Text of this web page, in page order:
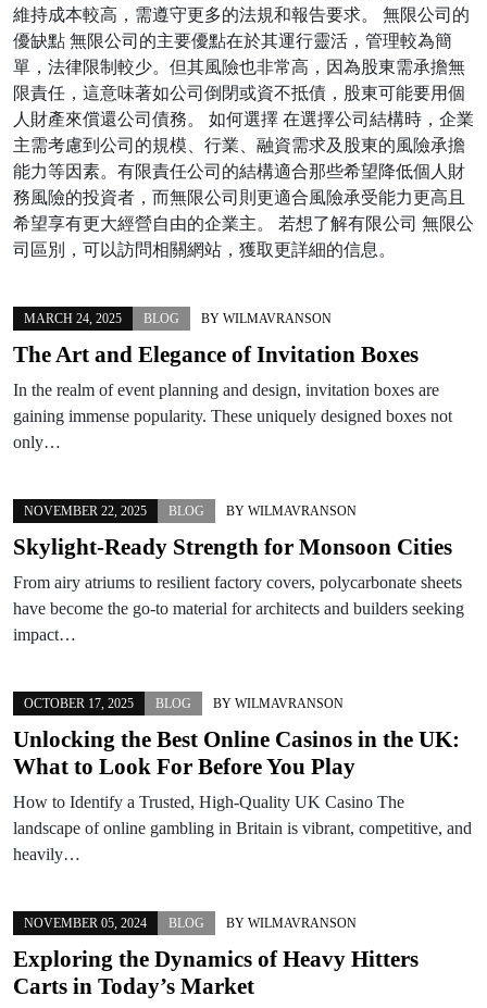
維持成本較高，需遵守更多的法規和報告要求。 無限公司的
優缺點 無限公司的主要優點在於其運行靈活，管理較為簡
單，法律限制較少。但其風險也非常高，因為股東需承擔無
限責任，這意味著如公司倒閉或資不抵債，股東可能要用個
人財產來償還公司債務。 如何選擇 在選擇公司結構時，企業
主需考慮到公司的規模、行業、融資需求及股東的風險承擔
能力等因素。有限責任公司的結構適合那些希望降低個人財
務風險的投資者，而無限公司則更適合風險承受能力更高且
希望享有更大經營自由的企業主。 若想了解有限公司 無限公
司區別，可以訪問相關網站，獲取更詳細的信息。
MARCH 24, 2025 BLOG BY WILMAVRANSON
The Art and Elegance of Invitation Boxes
In the realm of event planning and design, invitation boxes are
gaining immense popularity. These uniquely designed boxes not
only…
NOVEMBER 22, 2025 BLOG BY WILMAVRANSON
Skylight-Ready Strength for Monsoon Cities
From airy atriums to resilient factory covers, polycarbonate sheets
have become the go-to material for architects and builders seeking
impact…
OCTOBER 17, 2025 BLOG BY WILMAVRANSON
Unlocking the Best Online Casinos in the UK:
What to Look For Before You Play
How to Identify a Trusted, High-Quality UK Casino The
landscape of online gambling in Britain is vibrant, competitive, and
heavily…
NOVEMBER 05, 2024 BLOG BY WILMAVRANSON
Exploring the Dynamics of Heavy Hitters
Carts in Today’s Market